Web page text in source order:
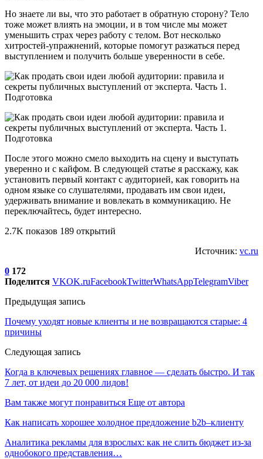
Но знаете ли вы, что это работает в обратную сторону? Тело
тоже может влиять на эмоции, и в том числе мы может
уменьшить страх через работу с телом. Вот несколько
хитростей-упражнений, которые помогут разжаться перед
выступлением и получить больше уверенности в себе.
После этого можно смело выходить на сцену и выступать
уверенно и с кайфом. В следующей статье я расскажу, как
установить первый контакт с аудиторией, как говорить на
одном языке со слушателями, продавать им свои идеи,
удерживать внимание и вовлекать в коммуникацию. Не
переключайтесь, будет интересно.
2.7K показов 189 открытий
Источник: vc.ru
0 172
Поделится VKOK.ruFacebookTwitterWhatsAppTelegramViber
Предыдущая запись
Почему уходят новые клиенты и не возвращаются старые: 4
причины
Следующая запись
Когда в ключевых решениях главное — сделать быстро. И так
7 лет, от идеи до 20 000 лидов!
Вам также могут понравиться Еще от автора
Как написать хорошее холодное предложение b2b–клиенту
Аналитика рекламы для взрослых: как не слить бюджет из-за
однобокого представления…